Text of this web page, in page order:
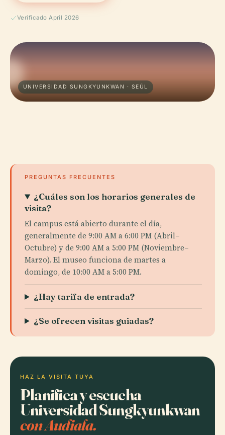
Verificado April 2026
UNIVERSIDAD SUNGKYUNKWAN · SEÚL
PREGUNTAS FRECUENTES
¿Cuáles son los horarios generales de
visita?
El campus está abierto durante el día,
generalmente de 9:00 AM a 6:00 PM (Abril–
Octubre) y de 9:00 AM a 5:00 PM (Noviembre–
Marzo). El museo funciona de martes a
domingo, de 10:00 AM a 5:00 PM.
¿Hay tarifa de entrada?
¿Se ofrecen visitas guiadas?
HAZ LA VISITA TUYA
Planifica y escucha
Universidad Sungkyunkwan
con Audiala.